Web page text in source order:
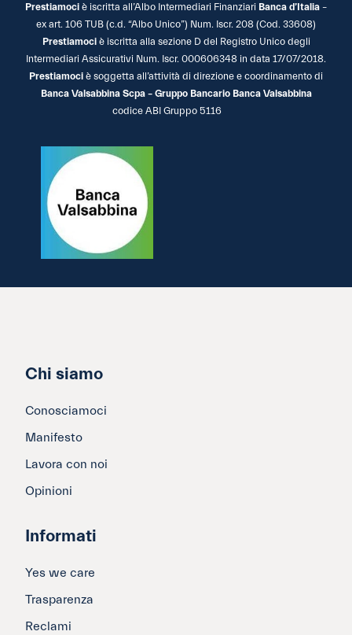
Prestiamoci è iscritta all’Albo Intermediari Finanziari Banca d’Italia –
ex art. 106 TUB (c.d. “Albo Unico”) Num. Iscr. 208 (Cod. 33608)
Prestiamociè iscritta alla sezione D del Registro Unico degli
Intermediari Assicurativi Num. Iscr. 000606348 in data 17/07/2018.
Prestiamoci è soggetta all’attività di direzione e coordinamento di
Banca Valsabbina Scpa – Gruppo Bancario Banca Valsabbina
codice ABI Gruppo 5116
Chi siamo
Conosciamoci
Manifesto
Lavora con noi
Opinioni
Informati
Yes we care
Trasparenza
Reclami